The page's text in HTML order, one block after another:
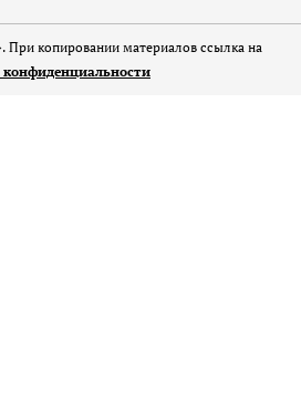
При копировании материалов ссылка на